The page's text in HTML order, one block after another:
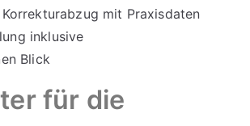
mit Praxisdaten
inklusive
Blick
für die